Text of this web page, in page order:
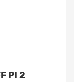
PI 2